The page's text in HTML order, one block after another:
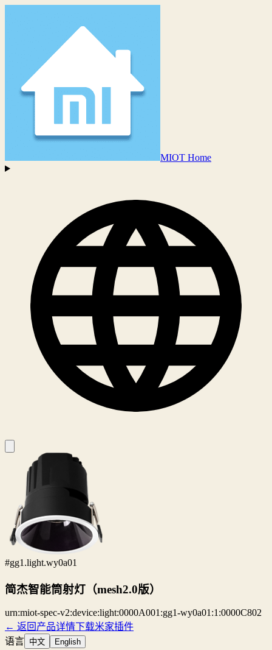
MIOT Home
#gg1.light.wy0a01
简杰智能筒射灯（mesh2.0版）
urn:miot-spec-v2:device:light:0000A001:gg1-wy0a01:1:0000C802
← 返回产品详情下载米家插件
语言 中文 English